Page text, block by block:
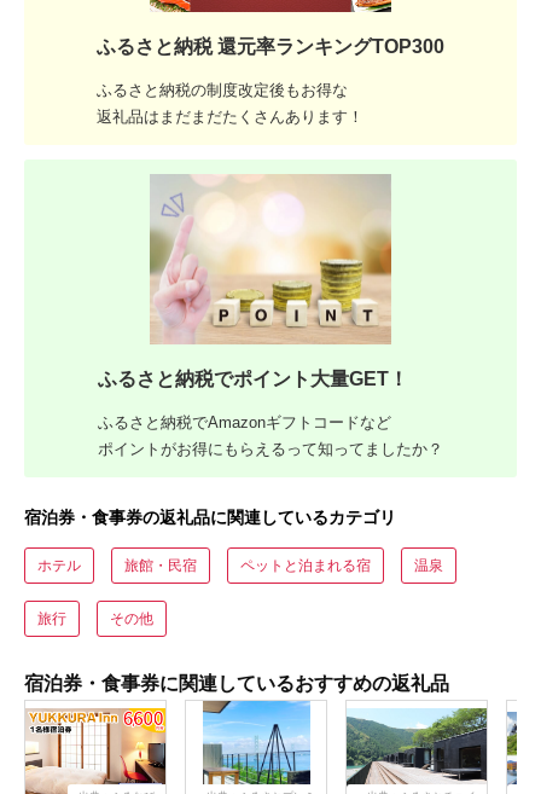
ふるさと納税 還元率ランキングTOP300
ふるさと納税の制度改定後もお得な
返礼品はまだまだたくさんあります！
ふるさと納税でポイント大量GET！
ふるさと納税でAmazonギフトコードなど
ポイントがお得にもらえるって知ってましたか？
宿泊券・食事券の返礼品に関連しているカテゴリ
ホテル 旅館・民宿 ペットと泊まれる宿 温泉
旅行 その他
宿泊券・食事券に関連しているおすすめの返礼品